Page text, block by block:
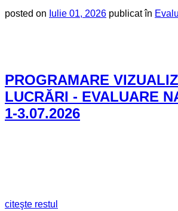
posted on Iulie 01, 2026 publicat în
PROGRAMARE
LUCRĂRI - EVALUARE
1-3.07.2026
citeşte restul